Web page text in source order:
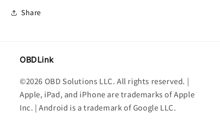
Share
OBDLink
©2026 OBD Solutions LLC. All rights reserved. |
Apple, iPad, and iPhone are trademarks of Apple
Inc. | Android is a trademark of Google LLC.